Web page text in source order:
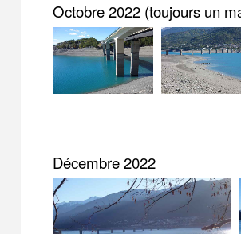
Octobre 2022 (toujours un
Décembre 2022